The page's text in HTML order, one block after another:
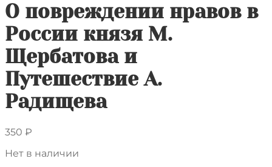
О повреждении нравов в
России князя М.
Щербатова и
Путешествие А.
Радищева
350 ₽
Нет в наличии